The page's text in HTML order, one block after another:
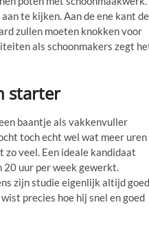
te kijken. Aan de ene kant de
zullen moeten knokken voor
als schoonmakers zegt
starter
baantje als vakkenvuller
toch echt wel wat meer uren
veel. Een ideale kandidaat
20 uur per week gewerkt.
zijn studie eigenlijk altijd goed
precies hoe hij snel en goed